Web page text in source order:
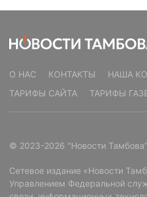
О НАС КОНТАКТЫ НАША
ТАРИФЫ САЙТА
ТАРИФЫ
© 2023-2026 "Новости Тамбова"
Сетевое издание «Новости
Управлением Федеральной